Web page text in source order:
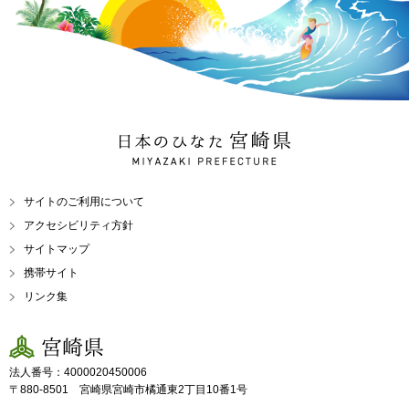
日本のひなた 宮崎県
MIYAZAKI PREFECTURE
サイトのご利用について
アクセシビリティ方針
サイトマップ
携帯サイト
リンク集
宮崎県
法人番号：4000020450006
〒880-8501 宮崎県宮崎市橘通東2丁目10番1号